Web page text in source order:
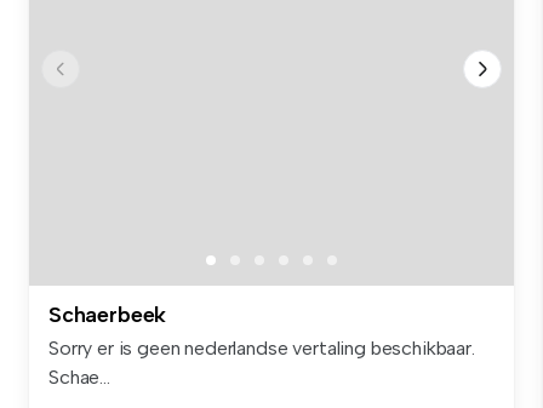
Schaerbeek
Sorry er is geen nederlandse vertaling beschikbaar.
Schae...